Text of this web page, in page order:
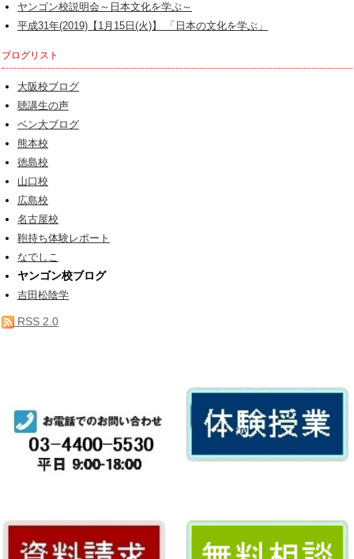
ヤンゴン校説明会～日本文化を学ぶ～
平成31年(2019)【1月15日(火)】 「日本の文化を学ぶ」
ブログリスト
大阪校ブログ
聴講生の声
ベン大ブログ
熊本校
徳島校
山口校
広島校
名古屋校
鞄持ち体験レポート
なでしこ
ヤンゴン校ブログ
吉田松陰学
RSS 2.0